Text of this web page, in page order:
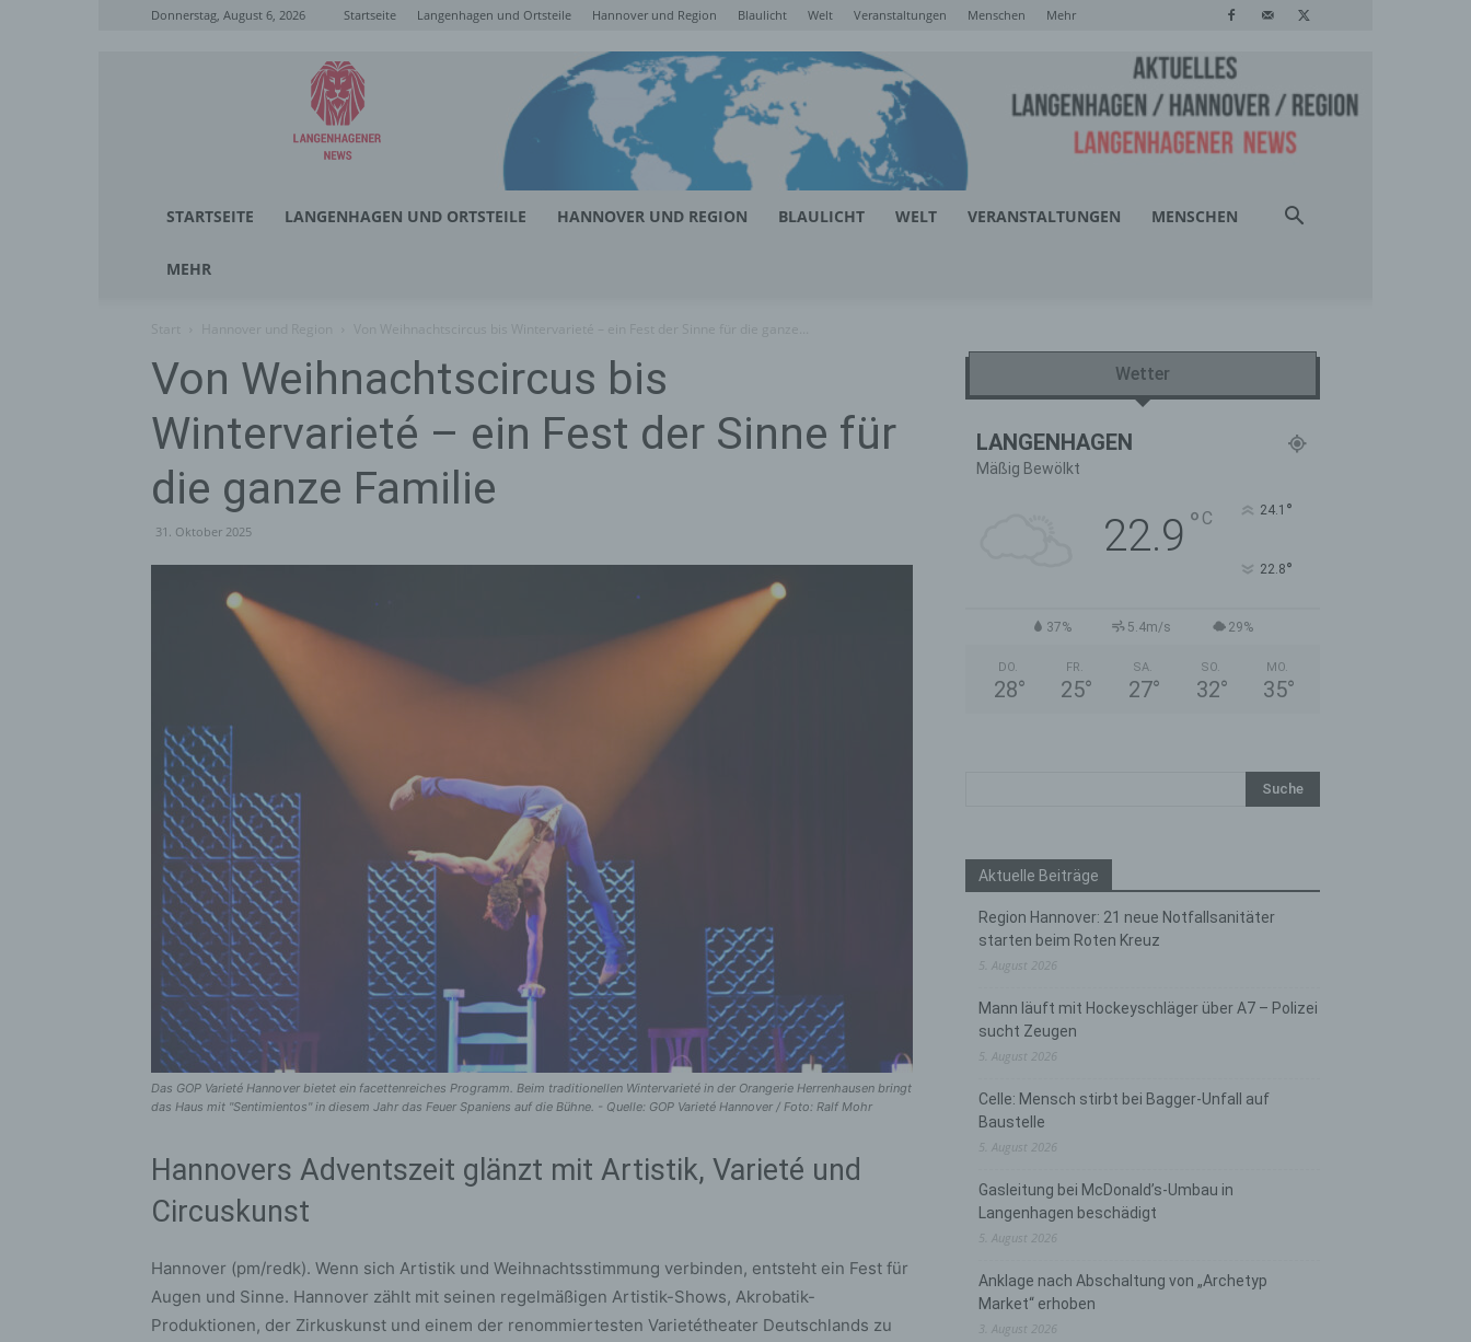
Donnerstag, August 6, 2026 Startseite Langenhagen und Ortsteile Hannover und Region Blaulicht Welt Veranstaltungen Menschen Mehr
Langenhagener
News
STARTSEITE LANGENHAGEN UND ORTSTEILE HANNOVER UND REGION BLAULICHT WELT VERANSTALTUNGEN MENSCHEN
MEHR
Von Weihnachtscircus bis
Wintervarieté – ein Fest der Sinne für
die ganze Familie
31. Oktober 2025
Das GOP Varieté Hannover bietet ein facettenreiches Programm. Beim traditionellen Wintervarieté in der Orangerie Herrenhausen bringt
das Haus mit "Sentimientos" in diesem Jahr das Feuer Spaniens auf die Bühne. - Quelle: GOP Varieté Hannover / Foto: Ralf Mohr
Hannovers Adventszeit glänzt mit Artistik, Varieté und
Circuskunst
Hannover (pm/redk). Wenn sich Artistik und Weihnachtsstimmung verbinden, entsteht ein Fest für
Augen und Sinne. Hannover zählt mit seinen regelmäßigen Artistik-Shows, Akrobatik-
Produktionen, der Zirkuskunst und einem der renommiertesten Varietétheater Deutschlands zu
Wetter
LANGENHAGEN
Mäßig Bewölkt
22.9 ° C 24.1 °
22.8°
37% 5.4m/s 29%
DO.
28°
FR.
25°
SA.
27°
SO.
32°
MO.
35°
Aktuelle Beiträge
Region Hannover: 21 neue Notfallsanitäter
starten beim Roten Kreuz
5. August 2026
Mann läuft mit Hockeyschläger über A7 – Polizei
sucht Zeugen
5. August 2026
Celle: Mensch stirbt bei Bagger-Unfall auf
Baustelle
5. August 2026
Gasleitung bei McDonald’s-Umbau in
Langenhagen beschädigt
5. August 2026
Anklage nach Abschaltung von „Archetyp
Market“ erhoben
3. August 2026